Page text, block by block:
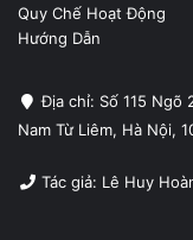
Quy Chế Hoạt Động
Hướng Dẫn
Địa chỉ: Số 115 Ngõ
Nam Từ Liêm, Hà Nội,
Tác giả: Lê Huy